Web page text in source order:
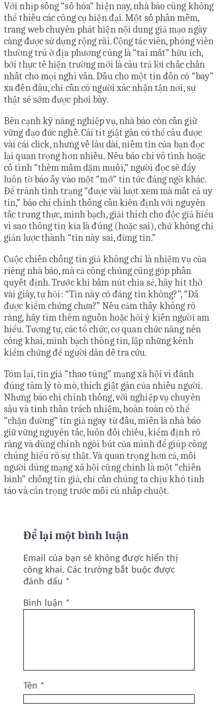
Với nhịp sống “số hóa” hiện nay, nhà báo cũng không
thể thiếu các công cụ hiện đại. Một số phần mềm,
trang web chuyên phát hiện nội dung giả mạo ngày
càng được sử dụng rộng rãi. Cộng tác viên, phóng viên
thường trú ở địa phương cũng là “tai mắt” hữu ích,
bởi thực tế hiện trường mới là câu trả lời chắc chắn
nhất cho mọi nghi vấn. Dẫu cho một tin đồn có “bay”
xa đến đâu, chỉ cần có người xác nhận tận nơi, sự
thật sẽ sớm được phơi bày.
Bên cạnh kỹ năng nghiệp vụ, nhà báo còn cần giữ
vững đạo đức nghề. Cái tít giật gân có thể câu được
vài cái click, nhưng về lâu dài, niềm tin của bạn đọc
lại quan trọng hơn nhiều. Nếu báo chí vô tình hoặc
cố tình “thêm mắm dặm muối,” người đọc sẽ đẩy
luôn tờ báo ấy vào một “mớ” tin tức đáng ngờ khác.
Để tránh tình trạng “được vài lượt xem mà mất cả uy
tín,” báo chí chính thống cần kiên định với nguyên
tắc trung thực, minh bạch, giải thích cho độc giả hiểu
vì sao thông tin kia là đúng (hoặc sai), chứ không chỉ
giản lược thành “tin này sai, đừng tin.”
Cuộc chiến chống tin giả không chỉ là nhiệm vụ của
riêng nhà báo, mà cả công chúng cũng góp phần
quyết định. Trước khi bấm nút chia sẻ, hãy hít thở
vài giây, tự hỏi: “Tin này có đáng tin không?”, “Đã
được kiểm chứng chưa?” Nếu cảm thấy không rõ
ràng, hãy tìm thêm nguồn hoặc hỏi ý kiến người am
hiểu. Tương tự, các tổ chức, cơ quan chức năng nên
công khai, minh bạch thông tin, lập những kênh
kiểm chứng để người dân dễ tra cứu.
Tóm lại, tin giả “thao túng” mạng xã hội vì đánh
đúng tâm lý tò mò, thích giật gân của nhiều người.
Nhưng báo chí chính thống, với nghiệp vụ chuyên
sâu và tinh thần trách nhiệm, hoàn toàn có thể
“chặn đường” tin giả ngay từ đầu, miễn là nhà báo
giữ vững nguyên tắc, luôn đối chiếu, kiểm định rõ
ràng và dùng chính ngòi bút của mình để giúp công
chúng hiểu rõ sự thật. Và quan trọng hơn cả, mỗi
người dùng mạng xã hội cũng chính là một “chiến
binh” chống tin giả, chỉ cần chúng ta chịu khó tỉnh
táo và cẩn trọng trước mỗi cú nhấp chuột.
Để lại một bình luận
Email của bạn sẽ không được hiển thị
công khai. Các trường bắt buộc được
đánh dấu *
Bình luận *
Tên *